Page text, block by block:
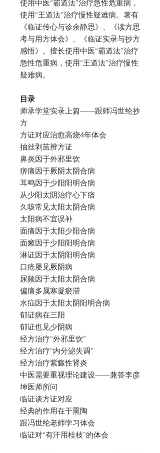
使用中医“霸道法”治疗急性危重病，
使用“王道法”治疗慢性疑难病。著有
《临证传心与诊余静思》、《读方思
考与用方体会》、《临证实录与抄方
感悟》。擅长使用中医“霸道法”治疗
急性危重病，使用“王道法”治疗慢性
疑难病。
目录
师承学堂实录上篇——跟师冯世纶抄
方
方证对应治愈高烧4年体会
抽丝剥茧辨方证
鼻炎因于外邪里饮
痹痛因于厥阴太阴合病
耳鸣因于少阳阳明合病
从少阳太阴治疗心下痞
久咳常见太阳太阴合病
太阳病不宜误补
面痛因于太阳少阳合病
面瘫因于少阳阳明合病
淋证因于太阴阳明合病
口疮屡见厥阴病
尿频因于太阳太阴合病
偏痛多属寒凝瘀滞
水疝因于太阳太阴阳明合病
郁证病在三阳
郁证也见少阴病
经方治疗“外邪里饮”
经方治疗“内分泌失调”
经方治疗紫癜性肾炎
中医需要重视理论建设——兼答李彦
坤医师所问
临证谈方证对应
经典的作用在于熏陶
跟冯世纶老师学习体会
临证对“有汗用桂枝”的体会